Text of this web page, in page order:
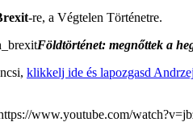
-re, a Végtelen Történetre.
Földtörténet: megnőttek a
klikkelj ide és lapozgasd
www.youtube.com/